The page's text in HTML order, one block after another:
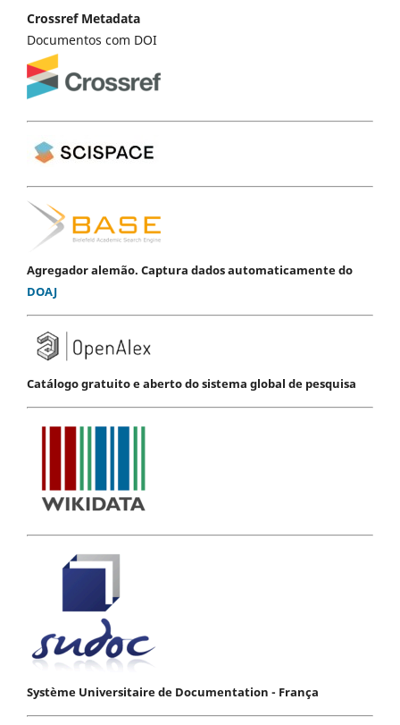
Crossref Metadata
Documentos com DOI
Agregador alemão. Captura dados automaticamente do
DOAJ
Catálogo gratuito e aberto do sistema global de pesquisa
Système Universitaire de Documentation - França